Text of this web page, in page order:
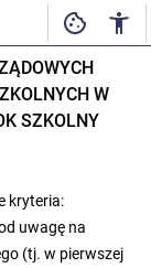
W
SZKOLNY
kryteria:
uwagę na
(tj. w pierwszej